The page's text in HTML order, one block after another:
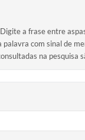
Digite a frase entre
palavra com sinal de
na pesquisa